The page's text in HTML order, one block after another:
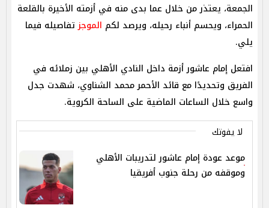
الجمعة، يعتذر من خلال عما بدى منه في أزمته الأخيرة بالقلعة
الحمراء، ويحسم أنباء رحيله، ويرصد لكم الموجزتفاصيله فيما
يلي.
افتعل إمام عاشور أزمة داخل النادي الأهلي بين زملائه في
الفريق وتحديدًا مع قائد الأحمر محمد الشناوي، شهدت جدل
واسع خلال الساعات الماضية على الساحة الكروية.
لا يفوتك
موعد عودة إمام عاشور لتدريبات الأهلي
وموقفه من رحلة جنوب أفريقيا